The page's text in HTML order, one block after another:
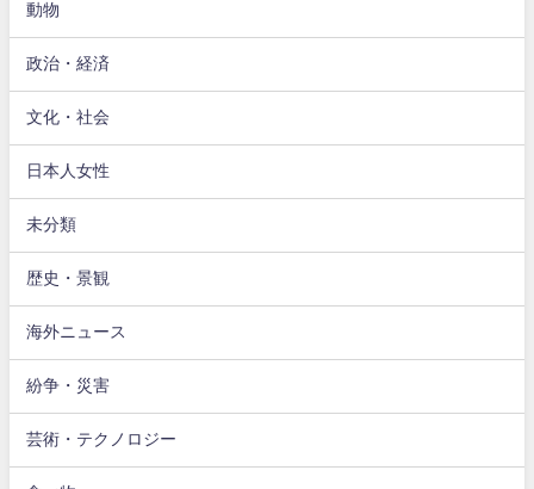
動物
政治・経済
文化・社会
日本人女性
未分類
歴史・景観
海外ニュース
紛争・災害
芸術・テクノロジー